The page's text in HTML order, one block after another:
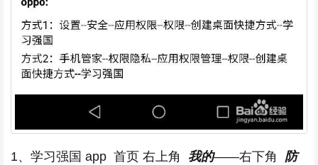
1、学习强国 app 首页 右上角 我的——右下角 防